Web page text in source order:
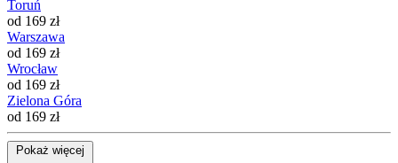
Toruń
od 169 zł
Warszawa
od 169 zł
Wrocław
od 169 zł
Zielona Góra
od 169 zł